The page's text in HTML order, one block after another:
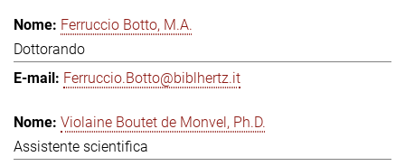
Ferruccio Botto, M.A.
Dottorando
Ferruccio.Botto@biblhertz.it
Violaine Boutet de Monvel, Ph.D.
Assistente scientifica